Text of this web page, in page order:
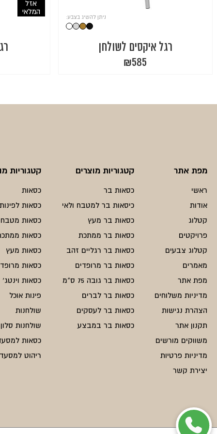
ניתן להשיג בצבע:
רגל איקסים לשולחן
₪585
אזל
המלאי
מפת אתר
ראשי
אודות
קטלוג
פרויקטים
קטלוג צבעים
מאמרים
מפת אתר
מדיניות משלוחים
הצהרת נגישות
תקנון אתר
משווקים מורשים
מדיניות פרטיות
יצירת קשר
קטגוריות מוצרים
כסאות בר
כיסאות בר למטבח ולאי
כסאות בר מעץ
כסאות בר ממתכת
כסאות בר רגליים זהב
כסאות בר מרופדים
כסאות בר גובה 75 ס"מ
כסאות בר לברים
כסאות בר לעסקים
כסאות בר במבצע
קטגוריות
כסאות
כסאות
כסאות מטבח
כסאות
כסאות מעץ
כסאות
כסאות וינטג'
פינות אוכל
שולחנות
שולחנות סלון
כסאות
ריהוט